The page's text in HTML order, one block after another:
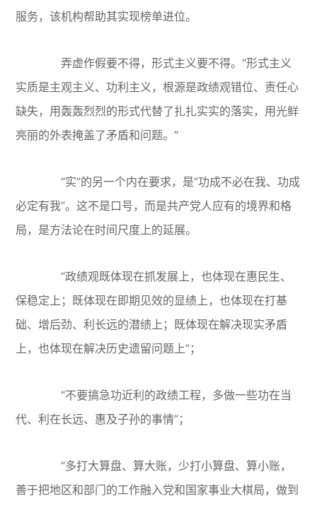
服务，该机构帮助其实现榜单进位。
弄虚作假要不得，形式主义要不得。“形式主义
实质是主观主义、功利主义，根源是政绩观错位、责任心
缺失，用轰轰烈烈的形式代替了扎扎实实的落实，用光鲜
亮丽的外表掩盖了矛盾和问题。”
“实”的另一个内在要求，是“功成不必在我、功成
必定有我”。这不是口号，而是共产党人应有的境界和格
局，是方法论在时间尺度上的延展。
“政绩观既体现在抓发展上，也体现在惠民生、
保稳定上；既体现在即期见效的显绩上，也体现在打基
础、增后劲、利长远的潜绩上；既体现在解决现实矛盾
上，也体现在解决历史遗留问题上”；
“不要搞急功近利的政绩工程，多做一些功在当
代、利在长远、惠及子孙的事情”；
“多打大算盘、算大账，少打小算盘、算小账，
善于把地区和部门的工作融入党和国家事业大棋局，做到